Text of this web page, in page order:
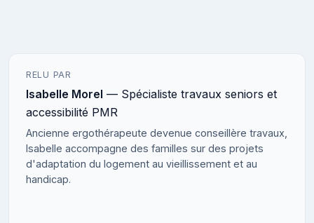
RELU PAR
Isabelle Morel — Spécialiste travaux seniors et
accessibilité PMR
Ancienne ergothérapeute devenue conseillère travaux,
Isabelle accompagne des familles sur des projets
d'adaptation du logement au vieillissement et au
handicap.